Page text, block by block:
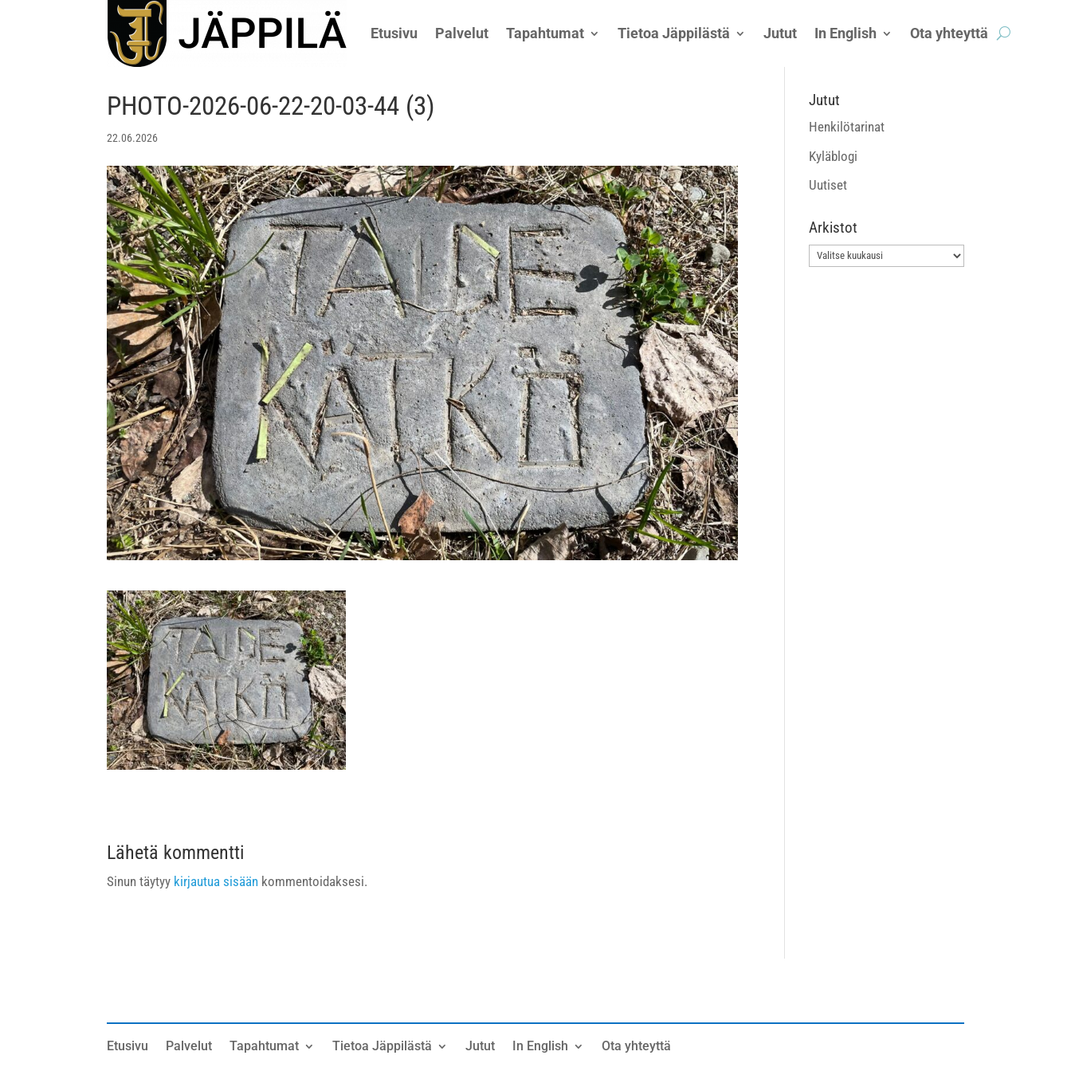
Etusivu Palvelut Tapahtumat Tietoa Jäppilästä Jutut In English Ota yhteyttä
PHOTO-2026-06-22-20-03-44 (3)
22.06.2026
Lähetä kommentti
Sinun täytyy kirjautua sisään kommentoidaksesi.
Jutut
Henkilötarinat
Kyläblogi
Uutiset
Arkistot
Arkistot
Etusivu Palvelut Tapahtumat Tietoa Jäppilästä Jutut In English Ota yhteyttä